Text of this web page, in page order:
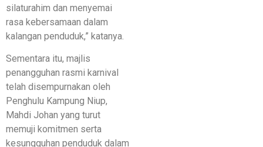
silaturahim dan menyemai
rasa kebersamaan dalam
kalangan penduduk,” katanya.
Sementara itu, majlis
penangguhan rasmi karnival
telah disempurnakan oleh
Penghulu Kampung Niup,
Mahdi Johan yang turut
memuji komitmen serta
kesungguhan penduduk dalam